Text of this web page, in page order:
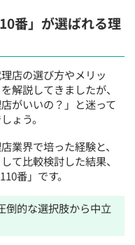
番」が選ばれる理
店の選び方やメリッ
解説してきましたが、
店がいいの？」と迷って
ょう。
業界で培った経験と、
て比較検討した結果、
番」です。
倒的な選択肢から中立